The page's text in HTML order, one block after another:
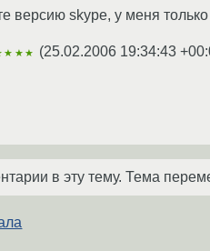
версию skype, у меня
(25.02.2006 19:34:43
в эту тему. Тема